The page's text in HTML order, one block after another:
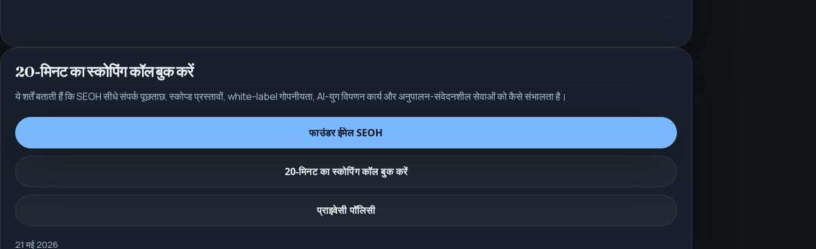
20-मिनट का स्कोपिंग कॉल बुक करें
ये शर्तें बताती हैं कि SEOH सीधे संपर्क पूछताछ, स्कोप्ड प्रस्तावों, white-label गोपनीयता, AI-युग विपणन कार्य और अनुपालन-संवेदनशील सेवाओं को कैसे संभालता है।
फाउंडर ईमेलSEOH
20-मिनट का स्कोपिंग कॉल बुक करें
प्राइवेसी पॉलिसी
21 मई 2026